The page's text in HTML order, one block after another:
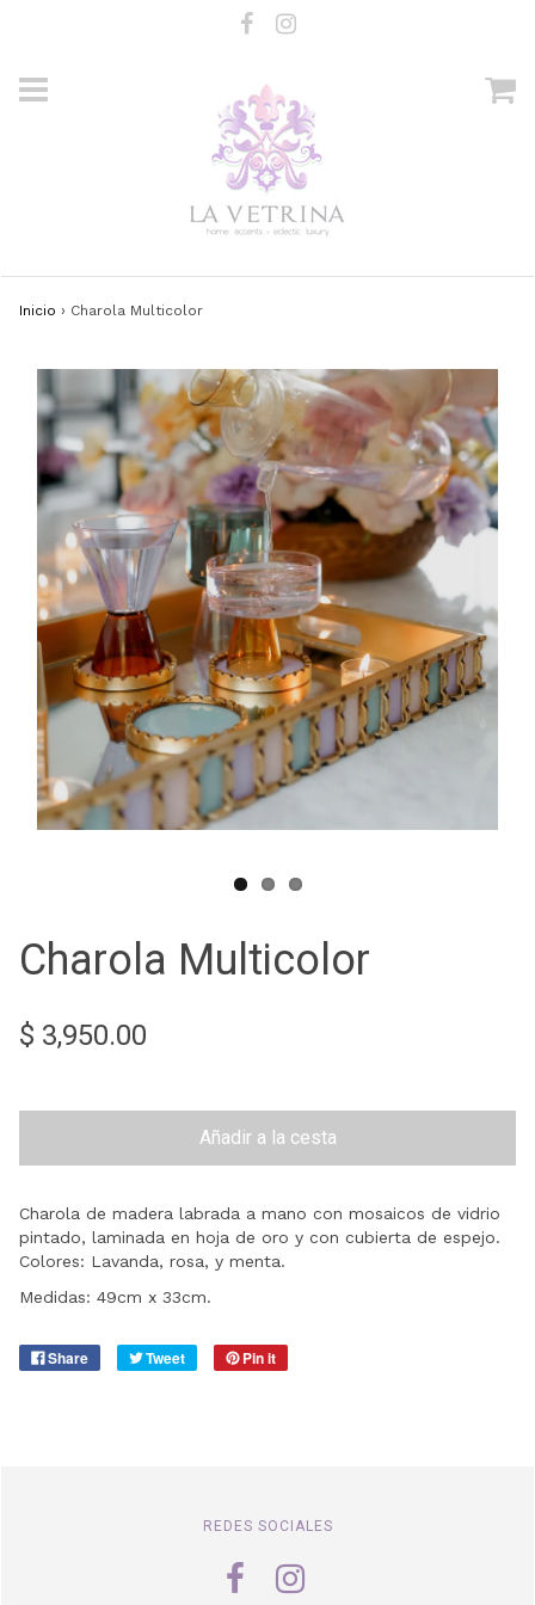
Inicio › Charola Multicolor
Charola Multicolor
$ 3,950.00
Añadir a la cesta
Charola de madera labrada a mano con mosaicos de vidrio
pintado, laminada en hoja de oro y con cubierta de espejo.
Colores: Lavanda, rosa, y menta.
Medidas: 49cm x 33cm.
Share Tweet Pin it
REDES SOCIALES